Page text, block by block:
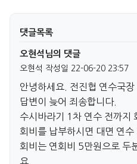
댓글목록
오현석님의 댓글
오현석 작성일 22-06-20 23:57
안녕하세요. 전진협 연수국장
답변이 늦어 죄송합니다.
수시바라기 1차 연수 전까지
회비를 납부하시면 대면 연수
회비는 연회비 5만원으로 두
요.